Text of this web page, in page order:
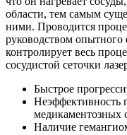
области, тем самым
ними. Проводится
руководством опытного
контролирует весь
сосудистой сеточки
Быстрое
Неэффективность
медикаментозных
Наличие